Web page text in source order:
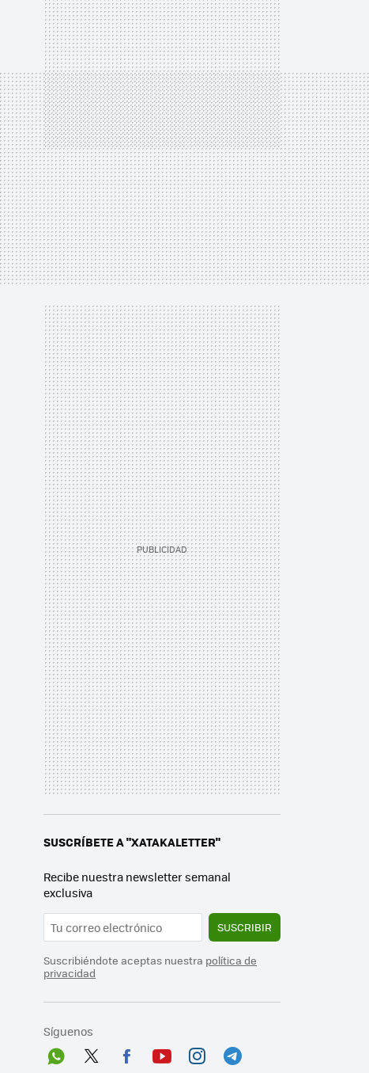
SUSCRÍBETE A "XATAKALETTER"
Recibe nuestra newsletter semanal
exclusiva
SUSCRIBIR
Suscribiéndote aceptas nuestra política de
privacidad
Síguenos